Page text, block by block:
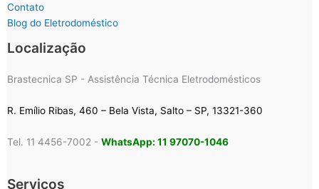
Contato
Blog do Eletrodoméstico
Localização
Brastecnica SP - Assistência Técnica Eletrodomésticos
R. Emílio Ribas, 460 – Bela Vista, Salto – SP, 13321-360
Tel. 11 4456-7002 - WhatsApp: 11 97070-1046
Serviços